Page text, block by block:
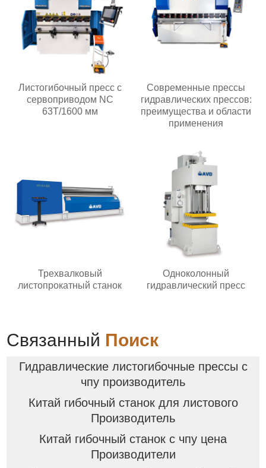
Листогибочный пресс с
сервоприводом NC
63T/1600 мм
Современные прессы
гидравлических прессов:
преимущества и области
применения
Трехвалковый
листопрокатный станок
Одноколонный
гидравлический пресс
Связанный Поиск
Гидравлические листогибочные прессы с
чпу производитель
Китай гибочный станок для листового
Производитель
Китай гибочный станок с чпу цена
Производители